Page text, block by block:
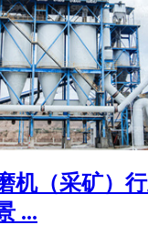
机（采矿）
...